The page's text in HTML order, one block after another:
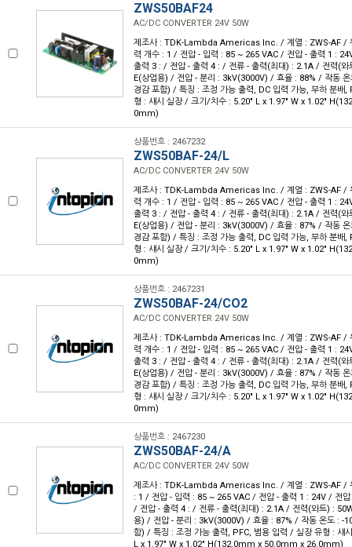
ZWS50BAF24
AC/DC CONVERTER 24V 50W
제조사 : TDK-Lambda Americas Inc. / 계열 : ZWS-AF /
력 개수 : 1 / 전압 - 입력 : 85 ~ 265 VAC / 전압 - 출력 1 :
출력 3 : / 전압 - 출력 4 : / 전류 - 출력(최대) : 2.1A / 전력(
E(상업용) / 전압 - 분리 : 3kV(3000V) / 효율 : 88% / 작동 온
경감 포함) / 특징 : 조정 가능 출력, DC 입력 가능, 부하 분배
형 : 섀시 실장 / 크기/치수 : 5.20" L x 1.97" W x 1.02"
0mm)
상품번호 : 2467232
ZWS50BAF-24/L
AC/DC CONVERTER 24V 50W
제조사 : TDK-Lambda Americas Inc. / 계열 : ZWS-AF /
력 개수 : 1 / 전압 - 입력 : 85 ~ 265 VAC / 전압 - 출력 1 :
출력 3 : / 전압 - 출력 4 : / 전류 - 출력(최대) : 2.1A / 전력(
E(상업용) / 전압 - 분리 : 3kV(3000V) / 효율 : 87% / 작동 온
경감 포함) / 특징 : 조정 가능 출력, DC 입력 가능, 부하 분배
형 : 섀시 실장 / 크기/치수 : 5.20" L x 1.97" W x 1.02"
0mm)
상품번호 : 2467231
ZWS50BAF-24/CO2
AC/DC CONVERTER 24V 50W
제조사 : TDK-Lambda Americas Inc. / 계열 : ZWS-AF /
력 개수 : 1 / 전압 - 입력 : 85 ~ 265 VAC / 전압 - 출력 1 :
출력 3 : / 전압 - 출력 4 : / 전류 - 출력(최대) : 2.1A / 전력(
E(상업용) / 전압 - 분리 : 3kV(3000V) / 효율 : 87% / 작동 온
경감 포함) / 특징 : 조정 가능 출력, DC 입력 가능, 부하 분배
형 : 섀시 실장 / 크기/치수 : 5.20" L x 1.97" W x 1.02"
0mm)
상품번호 : 2467230
ZWS50BAF-24/A
AC/DC CONVERTER 24V 50W
제조사 : TDK-Lambda Americas Inc. / 계열 : ZWS-AF /
: 1 / 전압 - 입력 : 85 ~ 265 VAC / 전압 - 출력 1 : 24V / 전
/ 전압 - 출력 4 : / 전류 - 출력(최대) : 2.1A / 전력(와트) :
용) / 전압 - 분리 : 3kV(3000V) / 효율 : 87% / 작동 온도 : -
함) / 특징 : 조정 가능 출력, PFC, 범용 입력 / 실장 유형 : 섀
L x 1.97" W x 1.02" H(132.0mm x 50.0mm x 26.0mm)